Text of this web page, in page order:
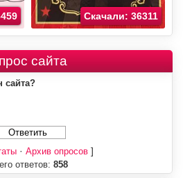
Скачали: 36311
сайта
сайта?
· Архив опросов]
ответов: 858